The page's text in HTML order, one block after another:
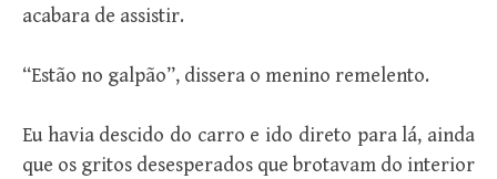
acabara de assistir.
“Estão no galpão”, dissera o menino remelento.
Eu havia descido do carro e ido direto para lá, ainda
que os gritos desesperados que brotavam do interior